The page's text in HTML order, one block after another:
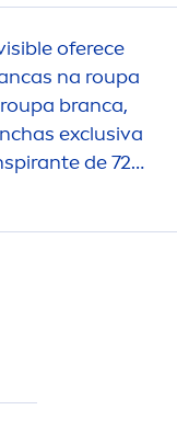
oferece
na roupa
branca,
exclusiva
de 72h,
cuida da sua